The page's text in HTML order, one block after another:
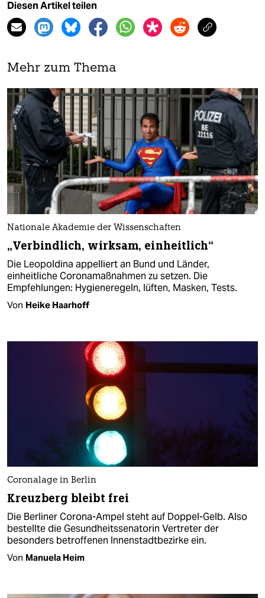
Diesen Artikel teilen
Mehr zum Thema
Nationale Akademie der Wissenschaften
„Verbindlich, wirksam, einheitlich“
Die Leopoldina appelliert an Bund und Länder,
einheitliche Coronamaßnahmen zu setzen. Die
Empfehlungen: Hygieneregeln, lüften, Masken, Tests.
Von Heike Haarhoff
Coronalage in Berlin
Kreuzberg bleibt frei
Die Berliner Corona-Ampel steht auf Doppel-Gelb. Also
bestellte die Gesundheitssenatorin Vertreter der
besonders betroffenen Innenstadtbezirke ein.
Von Manuela Heim